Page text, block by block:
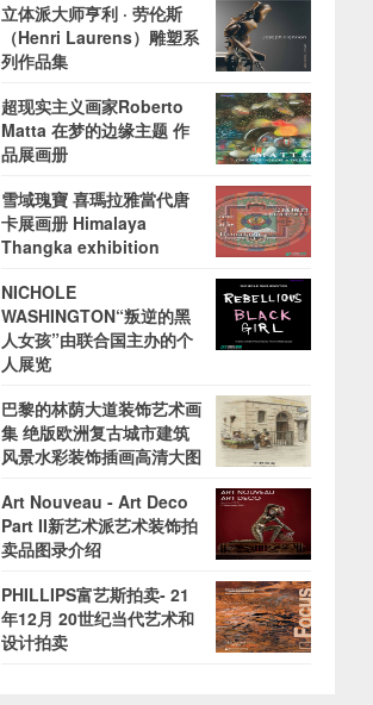
立体派大师亨利 · 劳伦斯
（Henri Laurens）雕塑系
列作品集
超现实主义画家Roberto
Matta 在梦的边缘主题 作
品展画册
雪域瑰寶 喜瑪拉雅當代唐
卡展画册 Himalaya
Thangka exhibition
NICHOLE
WASHINGTON“叛逆的黑
人女孩”由联合国主办的个
人展览
巴黎的林荫大道装饰艺术画
集 绝版欧洲复古城市建筑
风景水彩装饰插画高清大图
Art Nouveau - Art Deco
Part II新艺术派艺术装饰拍
卖品图录介绍
PHILLIPS富艺斯拍卖- 21
年12月 20世纪当代艺术和
设计拍卖